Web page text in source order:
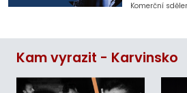
Komerční
Kam vyrazit - Karvinsko